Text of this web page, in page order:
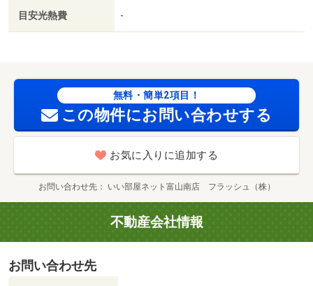
５％）・維持費等：町内会費７００円／月・管理形態／管
理員の勤務形態：不在・富山市エリアでの住まいなら、住
た洗面所が付いた物件です。知らない人が来た時でも玄関
を開ける必要が/クリーニング費用 60000円/鍵セット
費 3300円
目安光熱費 -
無料・簡単2項目！
この物件にお問い合わせする
お気に入りに追加する
お問い合わせ先 いい部屋ネット富山南店 フラッシュ（株）
不動産会社情報
お問い合わせ先